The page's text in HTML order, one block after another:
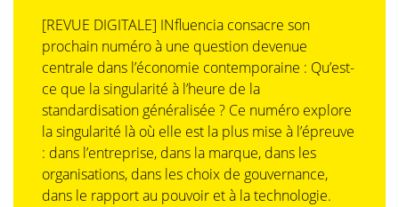
[REVUE DIGITALE] INfluencia consacre son
prochain numéro à une question devenue
centrale dans l’économie contemporaine : Qu’est-
ce que la singularité à l’heure de la
standardisation généralisée ? Ce numéro explore
la singularité là où elle est la plus mise à l’épreuve
: dans l’entreprise, dans la marque, dans les
organisations, dans les choix de gouvernance,
dans le rapport au pouvoir et à la technologie.